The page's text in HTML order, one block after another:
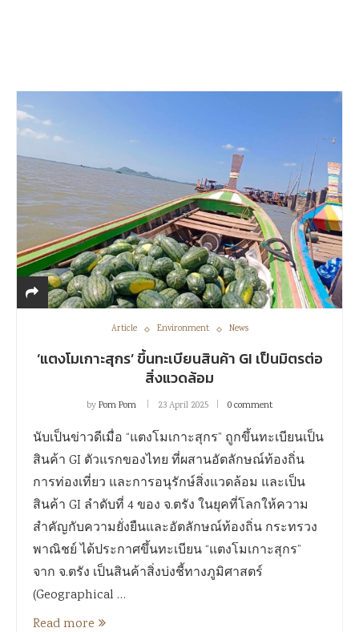
Article Environment News
‘แตงโมเกาะสุกร’ ขึ้นทะเบียนสินค้า GI เป็นมิตรต่อ
สิ่งแวดล้อม
byPom Pom 23 April 2025 0 comment
นับเป็นข่าวดีเมื่อ “แตงโมเกาะสุกร” ถูกขึ้นทะเบียนเป็น
สินค้า GI ตัวแรกของไทย ที่ผสานอัตลักษณ์ท้องถิ่น
การท่องเที่ยว และการอนุรักษ์สิ่งแวดล้อม และเป็น
สินค้า GI ลำดับที่ 4 ของ จ.ตรัง ในยุคที่โลกให้ความ
สำคัญกับความยั่งยืนและอัตลักษณ์ท้องถิ่น กระทรวง
พาณิชย์ ได้ประกาศขึ้นทะเบียน “แตงโมเกาะสุกร”
จาก จ.ตรัง เป็นสินค้าสิ่งบ่งชี้ทางภูมิศาสตร์
(Geographical …
Read more